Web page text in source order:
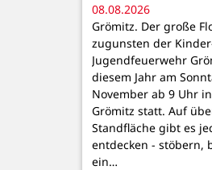
08.08.2026
Grömitz. Der große
zugunsten der
Jugendfeuerwehr
diesem Jahr am
November ab 9 Uhr
Grömitz statt. Auf
Standfläche gibt es
entdecken - stöbern,
ein…